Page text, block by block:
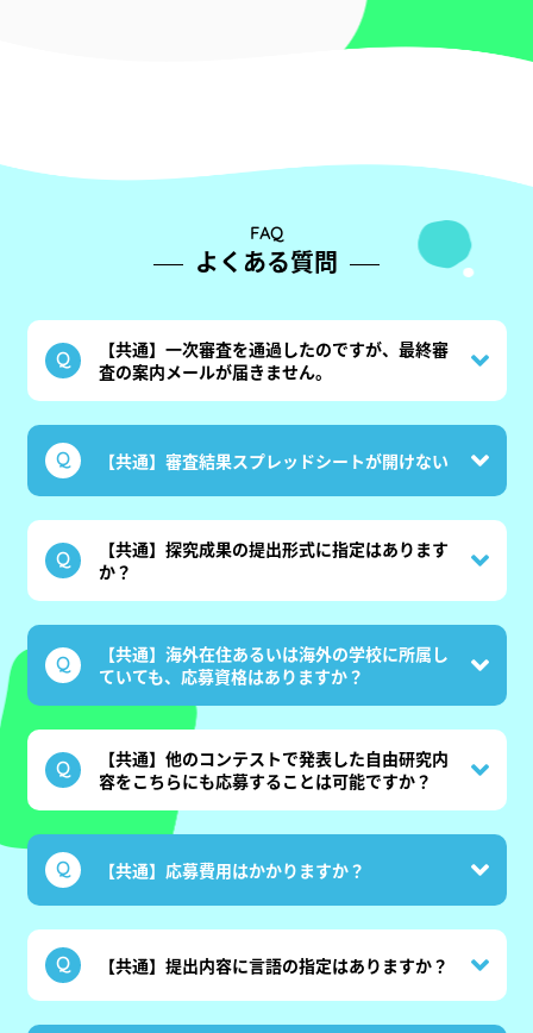
FAQ
よくある質問
【共通】一次審査を通過したのですが、最終審
査の案内メールが届きません。
【共通】審査結果スプレッドシートが開けない
【共通】探究成果の提出形式に指定はあります
か？
【共通】海外在住あるいは海外の学校に所属し
ていても、応募資格はありますか？
【共通】他のコンテストで発表した自由研究内
容をこちらにも応募することは可能ですか？
【共通】応募費用はかかりますか？
【共通】提出内容に言語の指定はありますか？